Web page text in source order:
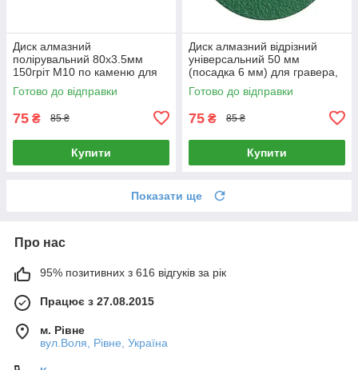
Диск алмазний
полірувальний 80x3.5мм
150гріт M10 по каменю для
болгарки КШМ
Готово до відправки
75 ₴ 85 ₴
Купити
Диск алмазний відрізний
універсальний 50 мм
(посадка 6 мм) для гравера,
бормашини та дриля
Готово до відправки
75 ₴ 85 ₴
Купити
Показати ще
Про нас
95% позитивних з 616 відгуків за рік
Працює з 27.08.2015
м. Рівне
вул.Воля, Рівне, Україна